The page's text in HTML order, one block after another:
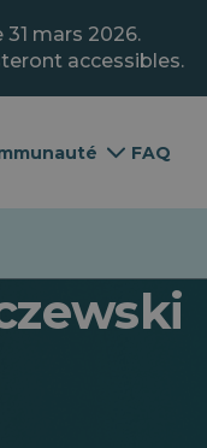
mars 2026.
accessibles.
FAQ